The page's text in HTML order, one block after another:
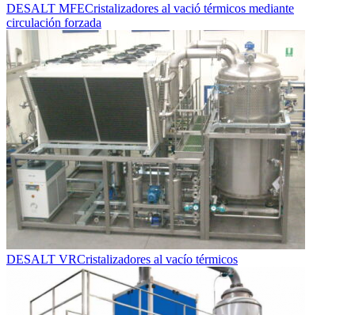
DESALT MFECristalizadores al vació térmicos mediante
circulación forzada
DESALT VRCristalizadores al vacío térmicos